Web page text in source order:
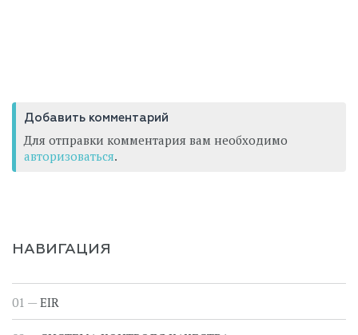
Добавить комментарий
Для отправки комментария вам необходимо
авторизоваться.
НАВИГАЦИЯ
EIR